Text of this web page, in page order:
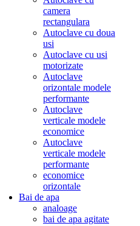
camera
rectangulara
Autoclave cu doua
usi
Autoclave cu usi
motorizate
Autoclave
orizontale modele
performante
Autoclave
verticale modele
economice
Autoclave
verticale modele
performante
economice
orizontale
Bai de apa
analoage
bai de apa agitate